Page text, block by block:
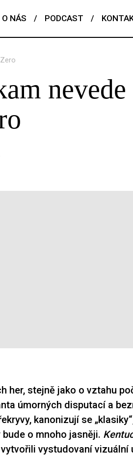
O NÁS / PODCAST /
her, stejně jako o vztahu
úmorných disputací a
kanonizují se
o mnoho jasněji.
vystudovaní vizuální